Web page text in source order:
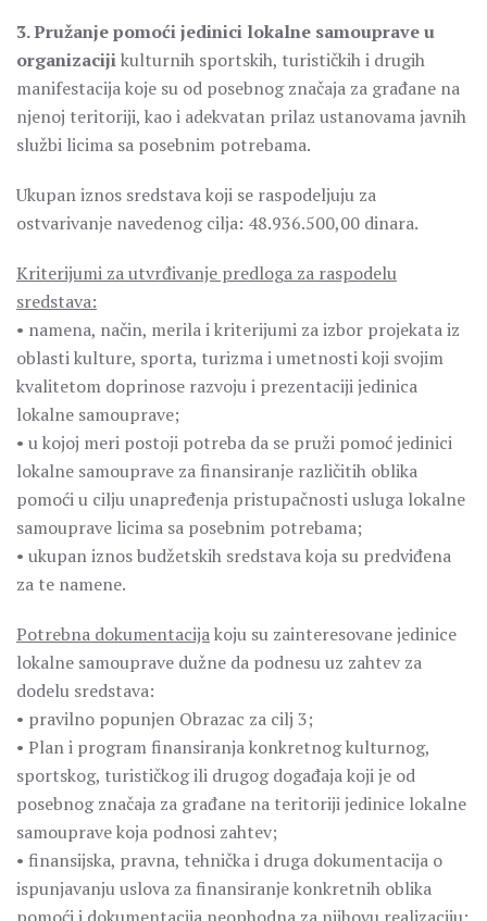
3. Pružanje pomoći jedinici lokalne samouprave u
organizacijikulturnih sportskih, turističkih i drugih
manifestacija koje su od posebnog značaja za građane na
njenoj teritoriji, kao i adekvatan prilaz ustanovama javnih
službi licima sa posebnim potrebama.
Ukupan iznos sredstava koji se raspodeljuju za
ostvarivanje navedenog cilja: 48.936.500,00 dinara.
Kriterijumi za utvrđivanje predloga za raspodelu
sredstava:
• namena, način, merila i kriterijumi za izbor projekata iz
oblasti kulture, sporta, turizma i umetnosti koji svojim
kvalitetom doprinose razvoju i prezentaciji jedinica
lokalne samouprave;
• u kojoj meri postoji potreba da se pruži pomoć jedinici
lokalne samouprave za finansiranje različitih oblika
pomoći u cilju unapređenja pristupačnosti usluga lokalne
samouprave licima sa posebnim potrebama;
• ukupan iznos budžetskih sredstava koja su predviđena
za te namene.
Potrebna dokumentacijakoju su zainteresovane jedinice
lokalne samouprave dužne da podnesu uz zahtev za
dodelu sredstava:
• pravilno popunjen Obrazac za cilj 3;
• Plan i program finansiranja konkretnog kulturnog,
sportskog, turističkog ili drugog događaja koji je od
posebnog značaja za građane na teritoriji jedinice lokalne
samouprave koja podnosi zahtev;
• finansijska, pravna, tehnička i druga dokumentacija o
ispunjavanju uslova za finansiranje konkretnih oblika